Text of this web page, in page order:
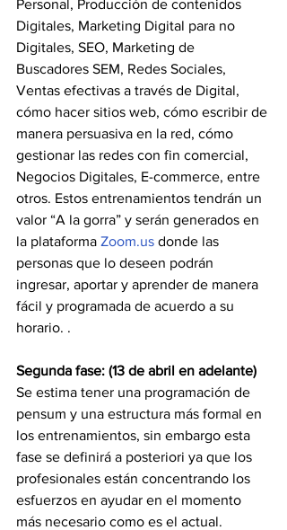
Personal, Producción de contenidos
Digitales, Marketing Digital para no
Digitales, SEO, Marketing de
Buscadores SEM, Redes Sociales,
Ventas efectivas a través de Digital,
cómo hacer sitios web, cómo escribir de
manera persuasiva en la red, cómo
gestionar las redes con fin comercial,
Negocios Digitales, E-commerce, entre
otros. Estos entrenamientos tendrán un
valor “A la gorra” y serán generados en
la plataforma Zoom.us donde las
personas que lo deseen podrán
ingresar, aportar y aprender de manera
fácil y programada de acuerdo a su
horario. .
Segunda fase: (13 de abril en adelante)
Se estima tener una programación de
pensum y una estructura más formal en
los entrenamientos, sin embargo esta
fase se definirá a posteriori ya que los
profesionales están concentrando los
esfuerzos en ayudar en el momento
más necesario como es el actual.